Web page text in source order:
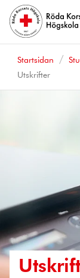
Startsidan
Utskrifter